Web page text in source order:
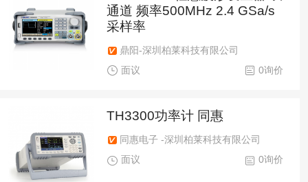
通道 频率500MHz 2.4 GSa/s
采样率
鼎阳-深圳柏莱科技有限公司
0询价
面议
TH3300功率计 同惠
同惠电子 -深圳柏莱科技有限公司
0询价
面议